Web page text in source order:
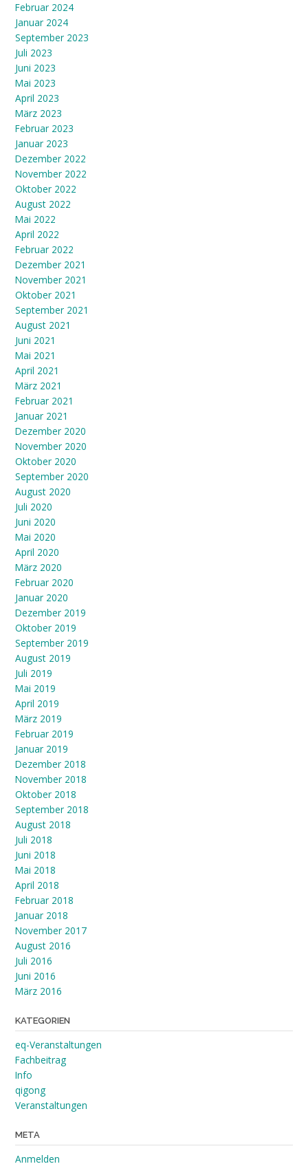
Februar 2024
Januar 2024
September 2023
Juli 2023
Juni 2023
Mai 2023
April 2023
März 2023
Februar 2023
Januar 2023
Dezember 2022
November 2022
Oktober 2022
August 2022
Mai 2022
April 2022
Februar 2022
Dezember 2021
November 2021
Oktober 2021
September 2021
August 2021
Juni 2021
Mai 2021
April 2021
März 2021
Februar 2021
Januar 2021
Dezember 2020
November 2020
Oktober 2020
September 2020
August 2020
Juli 2020
Juni 2020
Mai 2020
April 2020
März 2020
Februar 2020
Januar 2020
Dezember 2019
Oktober 2019
September 2019
August 2019
Juli 2019
Mai 2019
April 2019
März 2019
Februar 2019
Januar 2019
Dezember 2018
November 2018
Oktober 2018
September 2018
August 2018
Juli 2018
Juni 2018
Mai 2018
April 2018
Februar 2018
Januar 2018
November 2017
August 2016
Juli 2016
Juni 2016
März 2016
KATEGORIEN
eq-Veranstaltungen
Fachbeitrag
Info
qigong
Veranstaltungen
META
Anmelden